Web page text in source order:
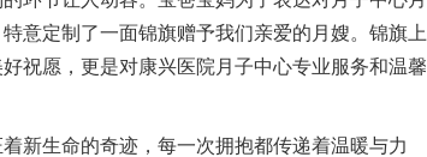
意定制了一面锦旗赠予我们亲爱的月嫂。锦旗上
祝愿，更是对康兴医院月子中心专业服务和温馨
新生命的奇迹，每一次拥抱都传递着温暖与力